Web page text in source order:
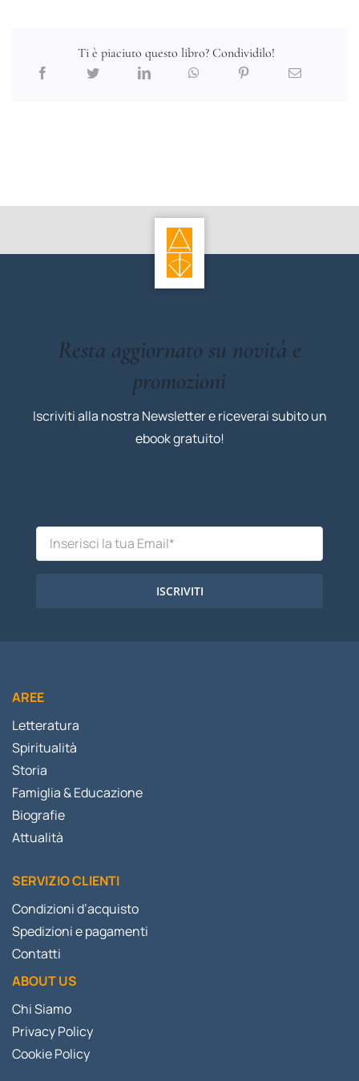
Ti è piaciuto questo libro? Condividilo!
Resta aggiornato su novità e
promozioni
Iscriviti alla nostra Newsletter e riceverai subito un
ebook gratuito!
ISCRIVITI
AREE
Letteratura
Spiritualità
Storia
Famiglia & Educazione
Biografie
Attualità
SERVIZIO CLIENTI
Condizioni d’acquisto
Spedizioni e pagamenti
Contatti
ABOUT US
Chi Siamo
Privacy Policy
Cookie Policy